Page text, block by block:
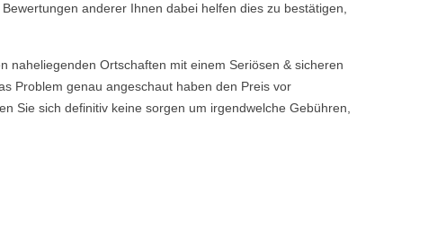
anderer Ihnen dabei helfen dies zu bestätigen,
naheliegenden Ortschaften mit einem Seriösen & sicheren
Problem genau angeschaut haben den Preis vor
Sie sich definitiv keine sorgen um irgendwelche Gebühren,